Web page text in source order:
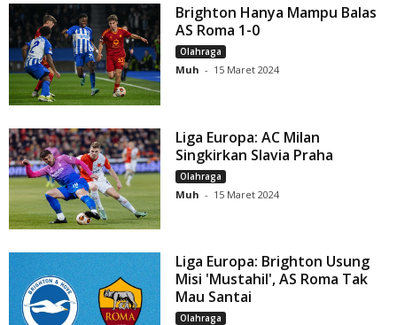
Brighton Hanya Mampu Balas
AS Roma 1-0
Olahraga
Muh - 15 Maret 2024
Liga Europa: AC Milan
Singkirkan Slavia Praha
Olahraga
Muh - 15 Maret 2024
Liga Europa: Brighton Usung
Misi 'Mustahil', AS Roma Tak
Mau Santai
Olahraga